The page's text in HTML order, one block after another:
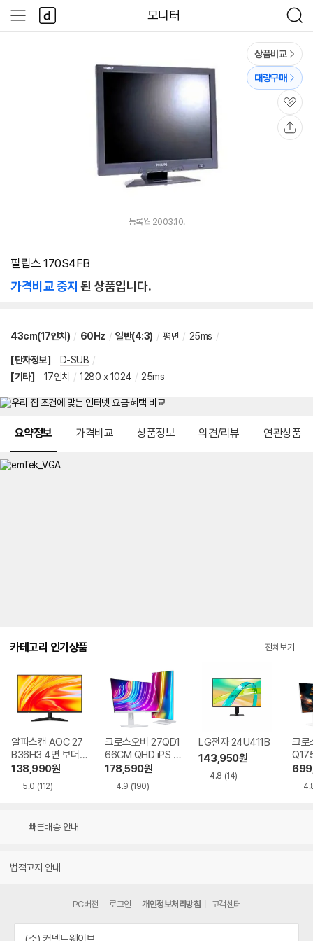
모니터
검
색
사
이
다
나
와
상품비교
대량구매
관
심
등록월 2003.10.
필립스 170S4FB
가격비교 중지 된 상품입니다.
43cm(17인치) / 60Hz / 일반(4:3) / 평면 / 25ms /
[단자정보] D-SUB /
[기타]
17인치 / 1280 x 1024 / 25ms
요약정보 가격비교 상품정보 의견/리뷰 연관상품
카테고리 인기상품 전체보기
알파스캔 AOC 27
B36H3 4면 보더리
스 IPS 120 시력보
호 무결점
138,990원
5.0 (112)
크로스오버 27QD1
66CM QHD iPS U
SB-C 화이트 Ai 멀
티스탠드
178,590원
4.9 (190)
LG전자 24U411B
143,950원
4.8 (14)
크로
Ai
빠른배송 안내
법적고지 안내
PC버전 로그인 개인정보처리방침 고객센터